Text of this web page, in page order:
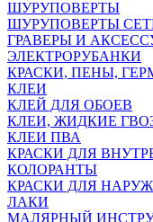
ШУРУПОВЕРТЫ
ШУРУПОВЕРТЫ
ГРАВЕРЫ И
ЭЛЕКТРОРУБАНКИ
КРАСКИ, ПЕНЫ,
КЛЕИ
КЛЕЙ ДЛЯ ОБОЕВ
КЛЕИ, ЖИДКИЕ
КЛЕИ ПВА
КРАСКИ ДЛЯ
КОЛОРАНТЫ
КРАСКИ ДЛЯ
ЛАКИ
МАЛЯРНЫЙ